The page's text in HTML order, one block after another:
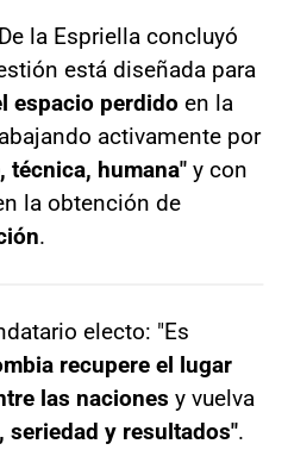
la Espriella concluyó
está diseñada para
espacio perdido en la
activamente por
técnica, humana" y con
la obtención de
.
electo: "Es
recupere el lugar
las naciones y vuelva
seriedad y resultados".